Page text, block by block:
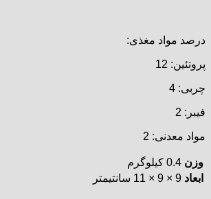
درصد مواد مغذی:
پروتئین: 12
چربی: 4
فیبر: 2
مواد معدنی: 2
وزن 0.4 کیلوگرم
ابعاد 9 × 9 × 11 سانتیمتر